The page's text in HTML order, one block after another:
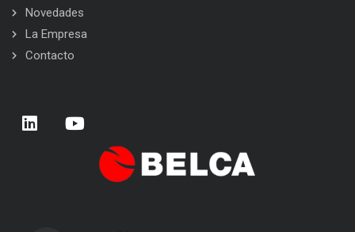
Novedades
La Empresa
Contacto